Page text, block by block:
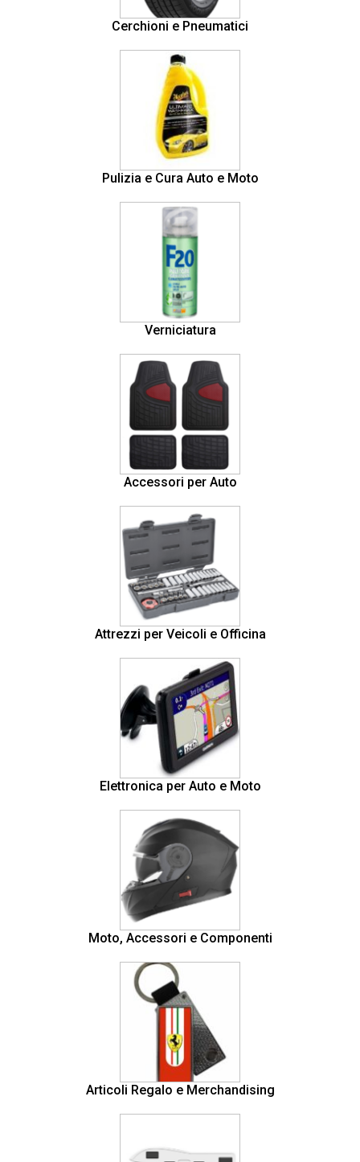
Cerchioni e Pneumatici
Pulizia e Cura Auto e Moto
Verniciatura
Accessori per Auto
Attrezzi per Veicoli e Officina
Elettronica per Auto e Moto
Moto, Accessori e Componenti
Articoli Regalo e Merchandising